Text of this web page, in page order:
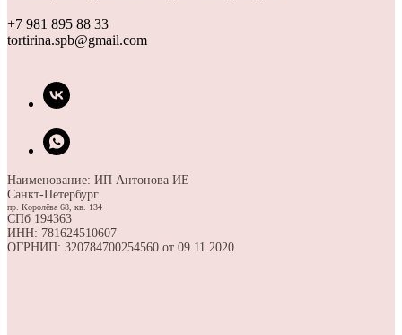
+7 981 895 88 33
tortirina.spb@gmail.com
Наименование: ИП Антонова ИЕ
Санкт-Петербург
пр. Королёва 68, кв. 134
СПб 194363
ИНН: 781624510607
ОГРНИП: 320784700254560 от 09.11.2020